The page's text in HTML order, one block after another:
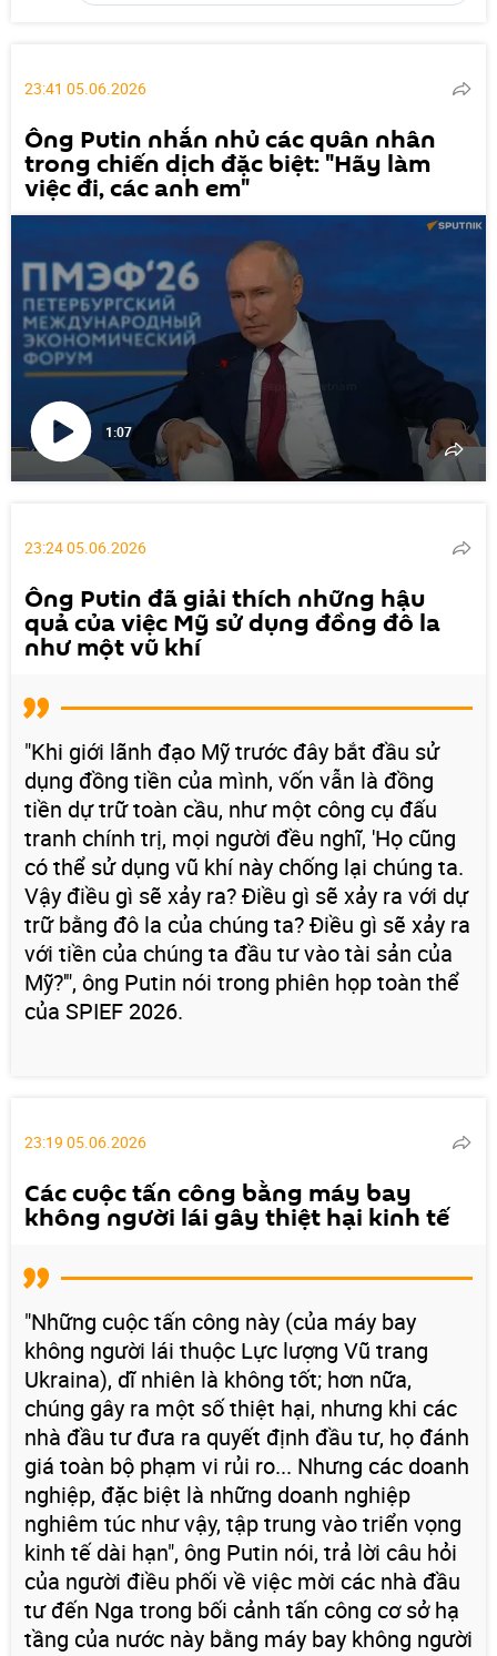
23:41 05.06.2026
Ông Putin nhắn nhủ các quân nhân
trong chiến dịch đặc biệt: "Hãy làm
việc đi, các anh em"
1:07
23:24 05.06.2026
Ông Putin đã giải thích những hậu
quả của việc Mỹ sử dụng đồng đô la
như một vũ khí
"Khi giới lãnh đạo Mỹ trước đây bắt đầu sử
dụng đồng tiền của mình, vốn vẫn là đồng
tiền dự trữ toàn cầu, như một công cụ đấu
tranh chính trị, mọi người đều nghĩ, 'Họ cũng
có thể sử dụng vũ khí này chống lại chúng ta.
Vậy điều gì sẽ xảy ra? Điều gì sẽ xảy ra với dự
trữ bằng đô la của chúng ta? Điều gì sẽ xảy ra
với tiền của chúng ta đầu tư vào tài sản của
Mỹ?'", ông Putin nói trong phiên họp toàn thể
của SPIEF 2026.
23:19 05.06.2026
Các cuộc tấn công bằng máy bay
không người lái gây thiệt hại kinh tế
"Những cuộc tấn công này (của máy bay
không người lái thuộc Lực lượng Vũ trang
Ukraina), dĩ nhiên là không tốt; hơn nữa,
chúng gây ra một số thiệt hại, nhưng khi các
nhà đầu tư đưa ra quyết định đầu tư, họ đánh
giá toàn bộ phạm vi rủi ro... Nhưng các doanh
nghiệp, đặc biệt là những doanh nghiệp
nghiêm túc như vậy, tập trung vào triển vọng
kinh tế dài hạn", ông Putin nói, trả lời câu hỏi
của người điều phối về việc mời các nhà đầu
tư đến Nga trong bối cảnh tấn công cơ sở hạ
tầng của nước này bằng máy bay không người